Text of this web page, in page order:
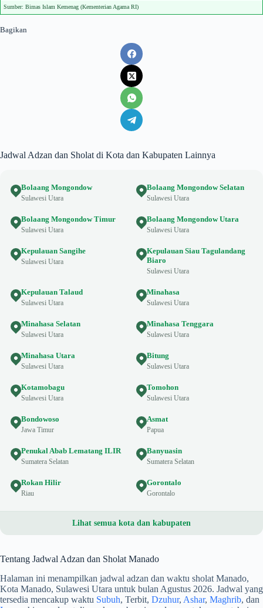
Sumber: Bimas Islam Kemenag (Kementerian Agama RI)
Bagikan
Jadwal Adzan dan Sholat di Kota dan Kabupaten Lainnya
Bolaang Mongondow
Sulawesi Utara
Bolaang Mongondow Selatan
Sulawesi Utara
Bolaang Mongondow Timur
Sulawesi Utara
Bolaang Mongondow Utara
Sulawesi Utara
Kepulauan Sangihe
Sulawesi Utara
Kepulauan Siau Tagulandang
Biaro
Sulawesi Utara
Kepulauan Talaud
Sulawesi Utara
Minahasa
Sulawesi Utara
Minahasa Selatan
Sulawesi Utara
Minahasa Tenggara
Sulawesi Utara
Minahasa Utara
Sulawesi Utara
Bitung
Sulawesi Utara
Kotamobagu
Sulawesi Utara
Tomohon
Sulawesi Utara
Bondowoso
Jawa Timur
Asmat
Papua
Penukal Abab Lematang ILIR
Sumatera Selatan
Banyuasin
Sumatera Selatan
Rokan Hilir
Riau
Gorontalo
Gorontalo
Lihat semua kota dan kabupaten
Tentang Jadwal Adzan dan Sholat Manado
Halaman ini menampilkan jadwal adzan dan waktu sholat Manado,
Kota Manado, Sulawesi Utara untuk bulan Agustus 2026. Jadwal yang
tersedia mencakup waktu Subuh, Terbit, Dzuhur, Ashar, Maghrib, dan